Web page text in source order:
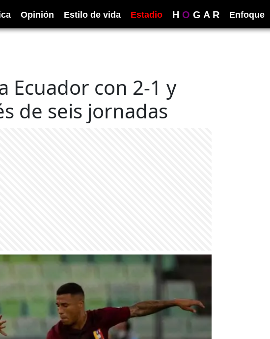
Opinión Estilo de vida Estadio H O G A R Enfoque
Ecuador con 2-1 y
de seis jornadas